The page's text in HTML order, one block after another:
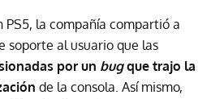
PS5, la compañía compartió a
soporte al usuario que las
por un bugque trajo la
de la consola. Así mismo,